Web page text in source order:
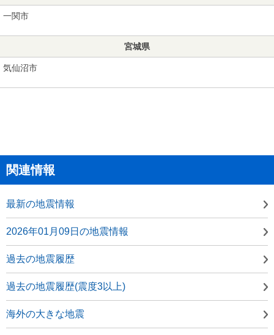
一関市
宮城県
気仙沼市
関連情報
最新の地震情報
2026年01月09日の地震情報
過去の地震履歴
過去の地震履歴(震度3以上)
海外の大きな地震